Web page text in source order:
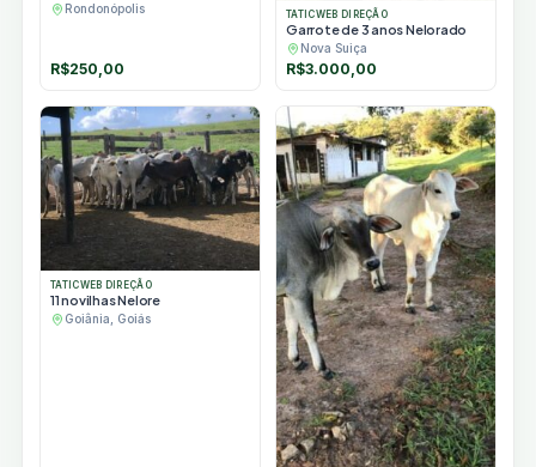
Rondonópolis
R$250,00
TATICWEB DIREÇÃO
Garrote de 3 anos Nelorado
Nova Suiça
R$3.000,00
TATICWEB DIREÇÃO
11 novilhas Nelore
Goiânia, Goiás